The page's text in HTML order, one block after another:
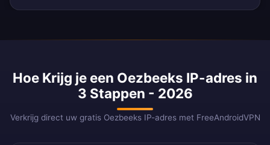
Hoe Krijg je een Oezbeeks IP-adres in
3 Stappen - 2026
Verkrijg direct uw gratis Oezbeeks IP-adres met FreeAndroidVPN